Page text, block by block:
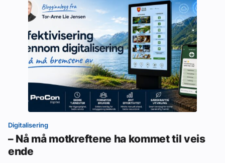
Digitalisering
– Nå må motkreftene ha kommet til veis
ende